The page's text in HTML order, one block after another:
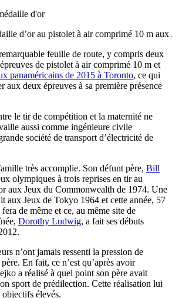
d’or au pistolet à air comprimé 10 m
feuille de route, y compris deux
de pistolet à air comprimé 10 m et
panaméricains de 2015 à Toronto, ce qui
aux deux épreuves à sa première présence
le tir de compétition et la maternité ne
aussi comme ingénieure civile
société de transport d’électricité de
très accomplie. Son défunt père, Bill
olympiques à trois reprises en tir au
aux Jeux du Commonwealth de 1974. Une
aux Jeux de Tokyo 1964 et cette année, 57
de même et ce, au même site de
Dorothy Ludwig, a fait ses débuts
n’ont jamais ressenti la pression de
En fait, ce n’est qu’après avoir
a réalisé à quel point son père avait
sport de prédilection. Cette réalisation lui
élevés.